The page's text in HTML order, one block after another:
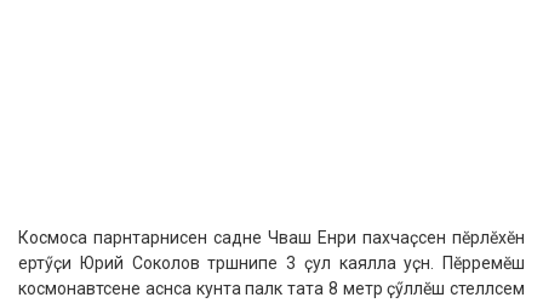
Космоса парӑнтарнисен садне Чӑваш Енри пахчаҫӑсен пӗрлӗхӗн
ертӳҫи Юрий Соколов тӑрӑшнипе 3 ҫул каялла уҫнӑ. Пӗрремӗш
космонавтсене асӑнса кунта палӑк тата 8 метр ҫӳллӗш стеллӑсем